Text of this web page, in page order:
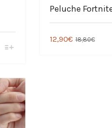
Peluche
18,80€
12,90€